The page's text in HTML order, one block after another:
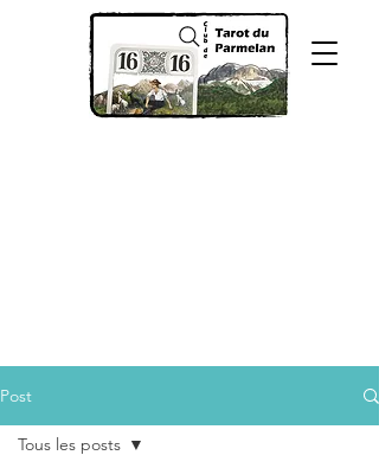
Post
Tous les posts